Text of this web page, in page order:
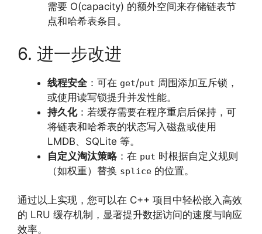
需要 O(capacity) 的额外空间来存储链表节
点和哈希表条目。
6. 进一步改进
线程安全：可在 get/put 周围添加互斥锁，
或使用读写锁提升并发性能。
持久化：若缓存需要在程序重启后保持，可
将链表和哈希表的状态写入磁盘或使用
LMDB、SQLite 等。
自定义淘汰策略：在 put 时根据自定义规则
（如权重）替换 splice 的位置。
通过以上实现，您可以在 C++ 项目中轻松嵌入高效
的 LRU 缓存机制，显著提升数据访问的速度与响应
效率。